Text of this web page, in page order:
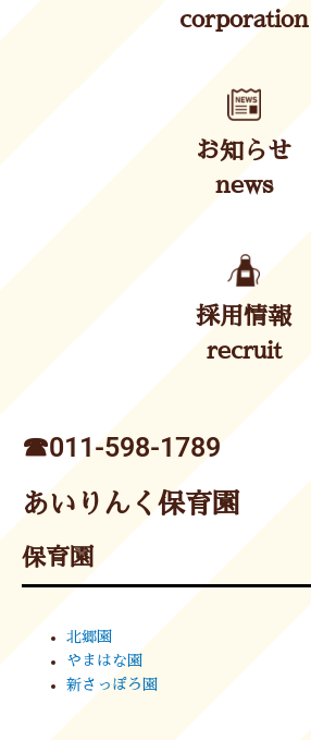
corporation
お知らせ
news
採用情報
recruit
☎︎011-598-1789
あいりんく保育園
保育園
北郷園
やまはな園
新さっぽろ園